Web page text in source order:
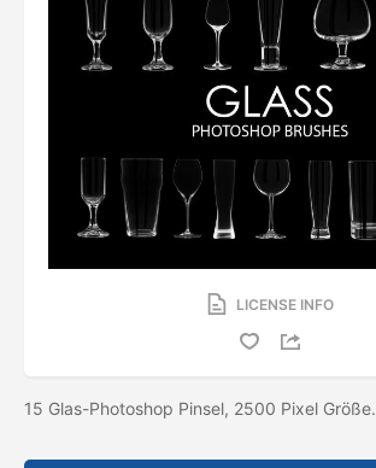
LICENSE INFO
15 Glas-Photoshop Pinsel, 2500 Pixel Größe.